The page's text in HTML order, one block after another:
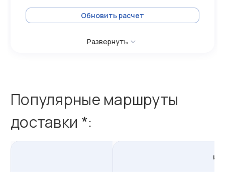
Обновить расчет
Развернуть
Популярные маршруты
доставки *:
из